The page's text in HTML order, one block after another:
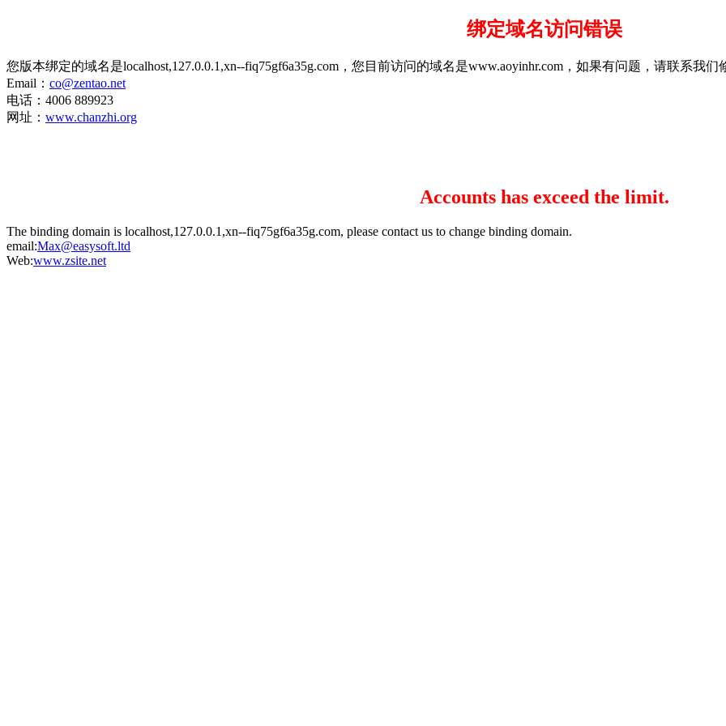
绑定域名访问错误
您版本绑定的域名是localhost,127.0.0.1,xn--fiq75gf6a35g.com，您目前访问的域名是www.aoyinhr.com，如果有问题，请联系我们
Email： co@zentao.net
电话：4006 889923
网址： www.chanzhi.org
Accounts has exceed the limit.
The binding domain is localhost,127.0.0.1,xn--fiq75gf6a35g.com, please contact us to change binding domain.
email:Max@easysoft.ltd
Web:www.zsite.net